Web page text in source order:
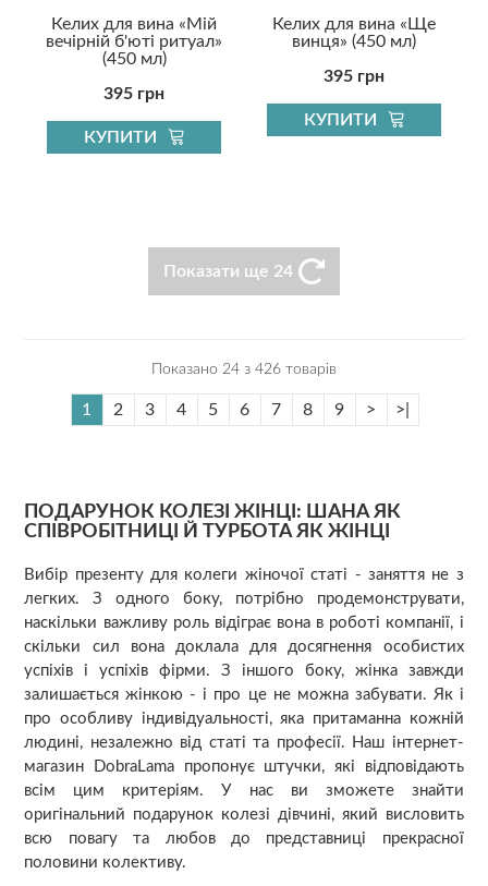
Келих для вина «Мій
вечірній б'юті ритуал»
(450 мл)
395 грн
КУПИТИ
Келих для вина «Ще
винця» (450 мл)
395 грн
КУПИТИ
Показати ще 24
Показано 24 з 426 товарів
1 2 3 4 5 6 7 8 9 > >|
ПОДАРУНОК КОЛЕЗІ ЖІНЦІ: ШАНА ЯК
СПІВРОБІТНИЦІ Й ТУРБОТА ЯК ЖІНЦІ
Вибір презенту для колеги жіночої статі - заняття не з
легких. З одного боку, потрібно продемонструвати,
наскільки важливу роль відіграє вона в роботі компанії, і
скільки сил вона доклала для досягнення особистих
успіхів і успіхів фірми. З іншого боку, жінка завжди
залишається жінкою - і про це не можна забувати. Як і
про особливу індивідуальності, яка притаманна кожній
людині, незалежно від статі та професії. Наш інтернет-
магазин DobraLama пропонує штучки, які відповідають
всім цим критеріям. У нас ви зможете знайти
оригінальний подарунок колезі дівчині, який висловить
всю повагу та любов до представниці прекрасної
половини колективу.